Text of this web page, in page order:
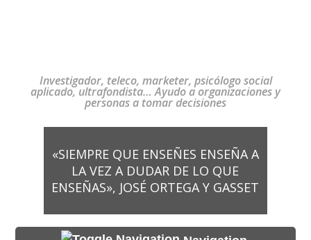
Investigador, teleco, marketer, psicólogo social
aplicado, ultrafondista… Ayudo a organizaciones y
personas a tomar decisiones
«SIEMPRE QUE ENSEÑES ENSEÑA A
LA VEZ A DUDAR DE LO QUE
ENSEÑAS», JOSÉ ORTEGA Y GASSET